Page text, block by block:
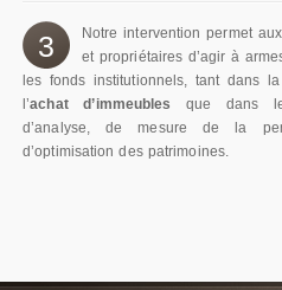
3
Notre intervention permet
et propriétaires d’agir à
les fonds institutionnels, tant dans
l’achat d’immeubles
que dans
d’analyse, de mesure de la
d’optimisation des patrimoines.